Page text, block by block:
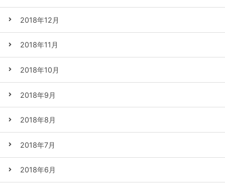
2018年12月
2018年11月
2018年10月
2018年9月
2018年8月
2018年7月
2018年6月